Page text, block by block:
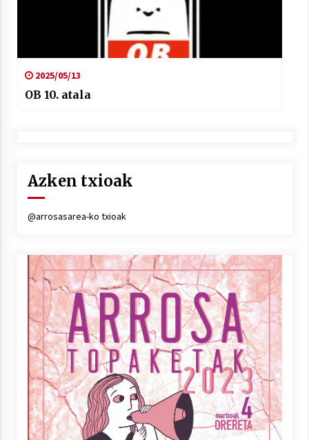
2025/05/13
OB 10. atala
Azken txioak
@arrosasarea-ko txioak